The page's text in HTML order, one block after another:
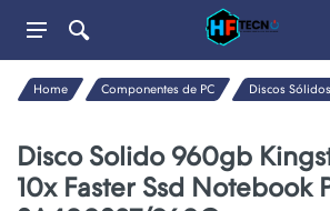
Home Componentes de PC Discos
Disco Solido 960gb
10x Faster Ssd Notebook